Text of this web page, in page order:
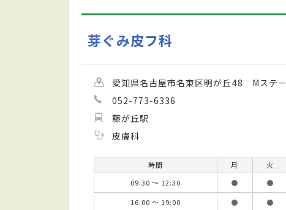
芽ぐみ皮フ科
愛知県名古屋市名東区明が丘48 Mステ
052-773-6336
藤が丘駅
皮膚科
時間 月 火
09:30 ～ 12:30
● ●
16:00 ～ 19:00
● ●